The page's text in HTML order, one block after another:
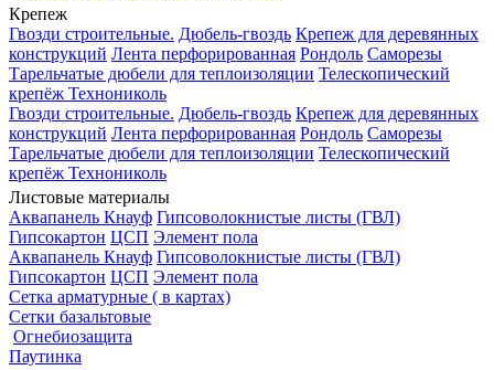
Крепеж
Гвозди строительные. Дюбель-гвоздь Крепеж для деревянных
конструкций Лента перфорированная Рондоль Саморезы
Тарельчатые дюбели для теплоизоляции Телескопический
крепёж Технониколь
Гвозди строительные. Дюбель-гвоздь Крепеж для деревянных
конструкций Лента перфорированная Рондоль Саморезы
Тарельчатые дюбели для теплоизоляции Телескопический
крепёж Технониколь
Листовые материалы
Аквапанель Кнауф Гипсоволокнистые листы (ГВЛ)
Гипсокартон ЦСП Элемент пола
Аквапанель Кнауф Гипсоволокнистые листы (ГВЛ)
Гипсокартон ЦСП Элемент пола
Сетка арматурные ( в картах)
Сетки базальтовые
Огнебиозащита
Паутинка